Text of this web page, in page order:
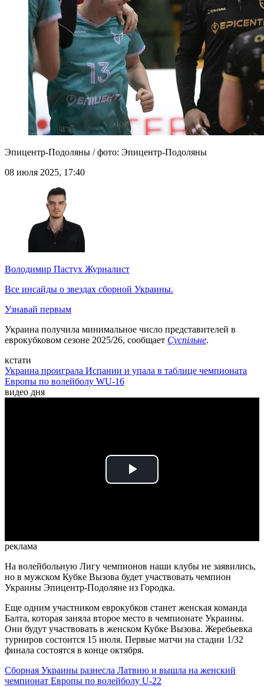
Эпицентр-Подоляны / фото: Эпицентр-Подоляны
08 июля 2025, 17:40
Володимир Пастух Журналист
Все инсайды о звездах сборной Украины.
Узнавай первым
Украина получила минимальное число представителей в
еврокубковом сезоне 2025/26, сообщает Суспільне.
кстати
Украина проиграла Испании и упала в таблице чемпионата
Европы по волейболу WU-16
видео дня
Play
реклама
На волейбольную Лигу чемпионов наши клубы не заявились,
но в мужском Кубке Вызова будет участвовать чемпион
Украины Эпицентр-Подоляне из Городка.
Еще одним участником еврокубков станет женская команда
Балта, которая заняла второе место в чемпионате Украины.
Они будут участвовать в женском Кубке Вызова. Жеребьевка
турниров состоится 15 июля. Первые матчи на стадии 1/32
финала состоятся в конце октября.
Сборная Украины разнесла Латвию и вышла на женский
чемпионат Европы по волейболу U-22